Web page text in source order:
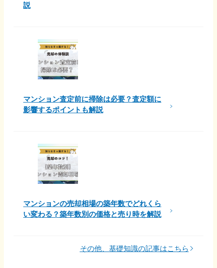
説
マンション査定前に掃除は必要？査定額に
影響するポイントも解説
マンションの売却相場の築年数でどれくら
い変わる？築年数別の価格と売り時を解説
その他、基礎知識の記事はこちら